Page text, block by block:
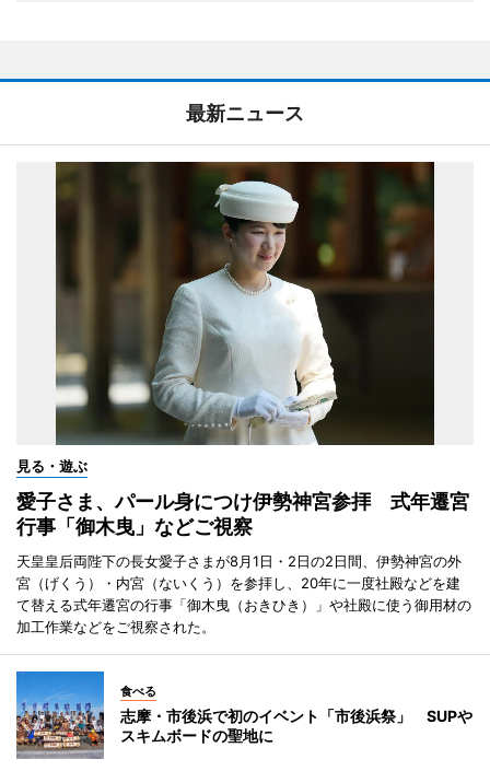
最新ニュース
見る・遊ぶ
愛子さま、パール身につけ伊勢神宮参拝 式年遷宮
行事「御木曳」などご視察
天皇皇后両陛下の長女愛子さまが8月1日・2日の2日間、伊勢神宮の外
宮（げくう）・内宮（ないくう）を参拝し、20年に一度社殿などを建
て替える式年遷宮の行事「御木曳（おきひき）」や社殿に使う御用材の
加工作業などをご視察された。
食べる
志摩・市後浜で初のイベント「市後浜祭」 SUPや
スキムボードの聖地に